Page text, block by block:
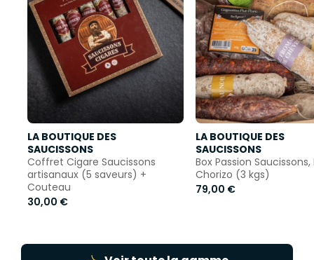
LA BOUTIQUE DES
SAUCISSONS
Coffret Cigare Saucissons
artisanaux (5 saveurs) +
Couteau
30,00 €
LA BOUTIQUE DES
SAUCISSONS
Box Passion Saucissons,
Chorizo (3 kgs)
79,00 €